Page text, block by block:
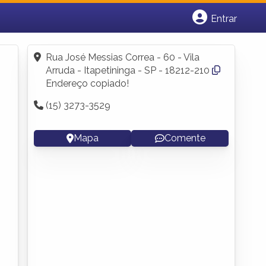
Entrar
Fazer login
Criar conta
Rua José Messias Correa - 60 - Vila
Arruda - Itapetininga - SP - 18212-210
Endereço copiado!
(15) 3273-3529
Mapa Comente